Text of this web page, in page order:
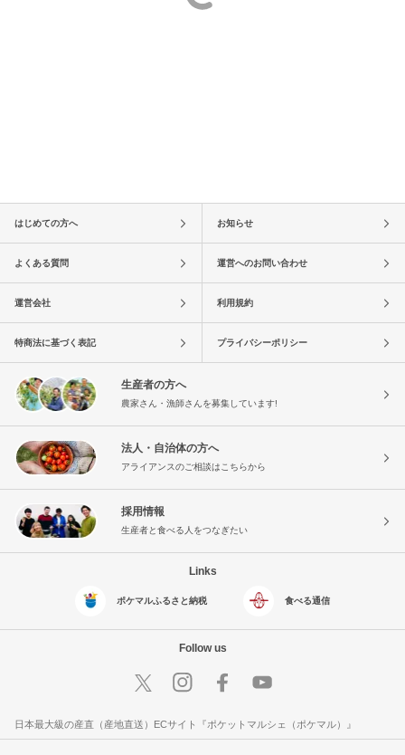
はじめての方へ お知らせ
よくある質問 運営へのお問い合わせ
運営会社 利用規約
特商法に基づく表記 プライバシーポリシー
生産者の方へ
農家さん・漁師さんを募集しています!
法人・自治体の方へ
アライアンスのご相談はこちらから
採用情報
生産者と食べる人をつなぎたい
Links
ポケマルふるさと納税 食べる通信
Follow us
日本最大級の産直（産地直送）ECサイト『ポケットマルシェ（ポケマル）』